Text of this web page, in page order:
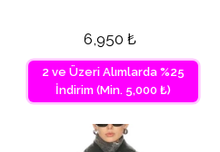
6,950 ₺
2 ve Üzeri Alımlarda %25
İndirim (Min. 5,000 ₺)